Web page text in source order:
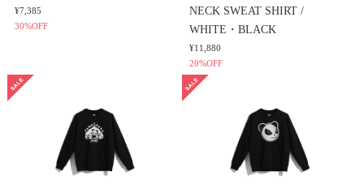
¥7,385
30%OFF
NECK SWEAT SHIRT /
WHITE・BLACK
¥11,880
20%OFF